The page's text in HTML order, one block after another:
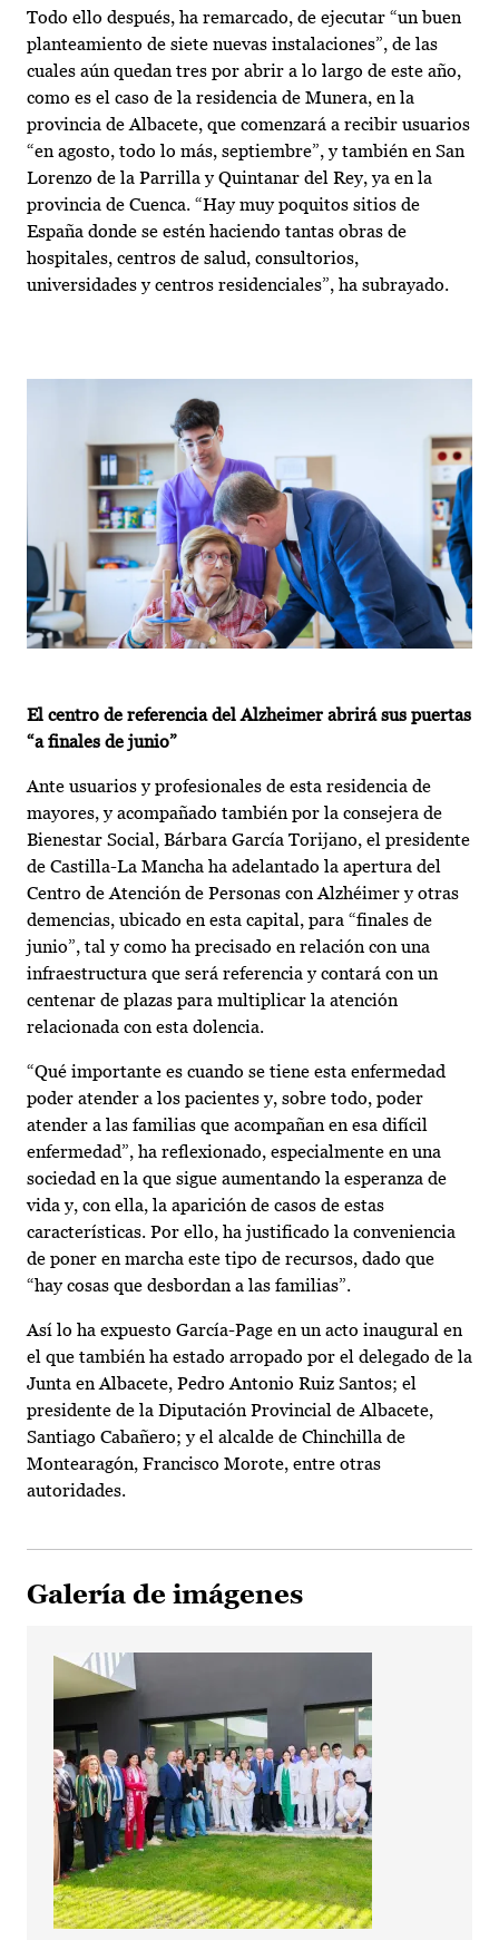
Todo ello después, ha remarcado, de ejecutar “un buen
planteamiento de siete nuevas instalaciones”, de las
cuales aún quedan tres por abrir a lo largo de este año,
como es el caso de la residencia de Munera, en la
provincia de Albacete, que comenzará a recibir usuarios
“en agosto, todo lo más, septiembre”, y también en San
Lorenzo de la Parrilla y Quintanar del Rey, ya en la
provincia de Cuenca. “Hay muy poquitos sitios de
España donde se estén haciendo tantas obras de
hospitales, centros de salud, consultorios,
universidades y centros residenciales”, ha subrayado.
El centro de referencia del Alzheimer abrirá sus puertas
“a finales de junio”
Ante usuarios y profesionales de esta residencia de
mayores, y acompañado también por la consejera de
Bienestar Social, Bárbara García Torijano, el presidente
de Castilla-La Mancha ha adelantado la apertura del
Centro de Atención de Personas con Alzhéimer y otras
demencias, ubicado en esta capital, para “finales de
junio”, tal y como ha precisado en relación con una
infraestructura que será referencia y contará con un
centenar de plazas para multiplicar la atención
relacionada con esta dolencia.
“Qué importante es cuando se tiene esta enfermedad
poder atender a los pacientes y, sobre todo, poder
atender a las familias que acompañan en esa difícil
enfermedad”, ha reflexionado, especialmente en una
sociedad en la que sigue aumentando la esperanza de
vida y, con ella, la aparición de casos de estas
características. Por ello, ha justificado la conveniencia
de poner en marcha este tipo de recursos, dado que
“hay cosas que desbordan a las familias”.
Así lo ha expuesto García-Page en un acto inaugural en
el que también ha estado arropado por el delegado de la
Junta en Albacete, Pedro Antonio Ruiz Santos; el
presidente de la Diputación Provincial de Albacete,
Santiago Cabañero; y el alcalde de Chinchilla de
Montearagón, Francisco Morote, entre otras
autoridades.
Galería de imágenes